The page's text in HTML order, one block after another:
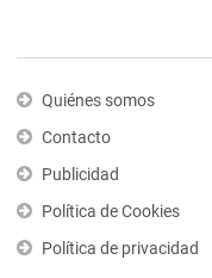
Quiénes somos
Contacto
Publicidad
Política de Cookies
Política de privacidad